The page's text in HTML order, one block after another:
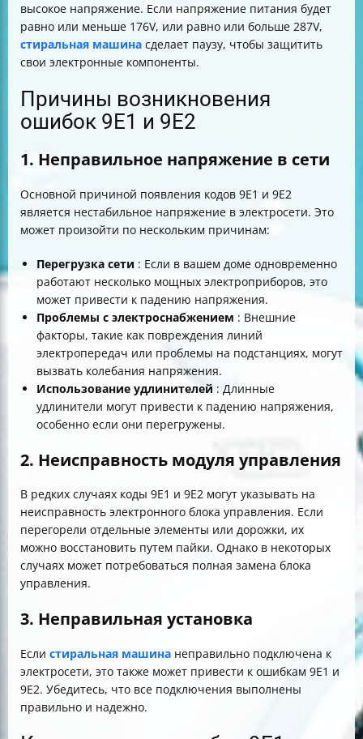
высокое напряжение. Если напряжение питания будет
равно или меньше 176V, или равно или больше 287V,
стиральная машина сделает паузу, чтобы защитить
свои электронные компоненты.
Причины возникновения
ошибок 9E1 и 9E2
1. Неправильное напряжение в сети
Основной причиной появления кодов 9E1 и 9E2
является нестабильное напряжение в электросети. Это
может произойти по нескольким причинам:
Перегрузка сети : Если в вашем доме одновременно
работают несколько мощных электроприборов, это
может привести к падению напряжения.
Проблемы с электроснабжением : Внешние
факторы, такие как повреждения линий
электропередач или проблемы на подстанциях, могут
вызвать колебания напряжения.
Использование удлинителей : Длинные
удлинители могут привести к падению напряжения,
особенно если они перегружены.
2. Неисправность модуля управления
В редких случаях коды 9E1 и 9E2 могут указывать на
неисправность электронного блока управления. Если
перегорели отдельные элементы или дорожки, их
можно восстановить путем пайки. Однако в некоторых
случаях может потребоваться полная замена блока
управления.
3. Неправильная установка
Если стиральная машина неправильно подключена к
электросети, это также может привести к ошибкам 9E1 и
9E2. Убедитесь, что все подключения выполнены
правильно и надежно.